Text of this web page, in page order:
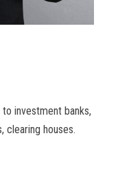
investment banks,
clearing houses.